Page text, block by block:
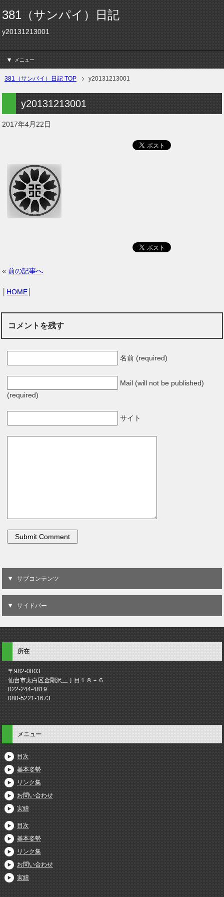
381（サンパイ）日記
y20131213001
メニュー
381（サンパイ）日記 TOP y20131213001
y20131213001
2017年4月22日
«前の記事へ
HOME
コメントを残す
名前 (required)
Mail (will not be published)
(required)
サイト
サブコンテンツ
サイドバー
所在
〒982-0803
仙台市太白区金剛沢三丁目１８－６
022-244-4819
080-5221-1673
メニュー
目次
基本姿勢
リンク集
お問い合わせ
実績
目次
基本姿勢
リンク集
お問い合わせ
実績